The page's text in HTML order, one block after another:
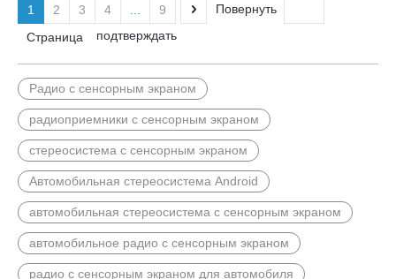
1 2 3 4 9
Повернуть
Страница
подтверждать
Радио с сенсорным экраном
радиоприемники с сенсорным экраном
стереосистема с сенсорным экраном
Автомобильная стереосистема Android
автомобильная стереосистема с сенсорным экраном
автомобильное радио с сенсорным экраном
радио с сенсорным экраном для автомобиля